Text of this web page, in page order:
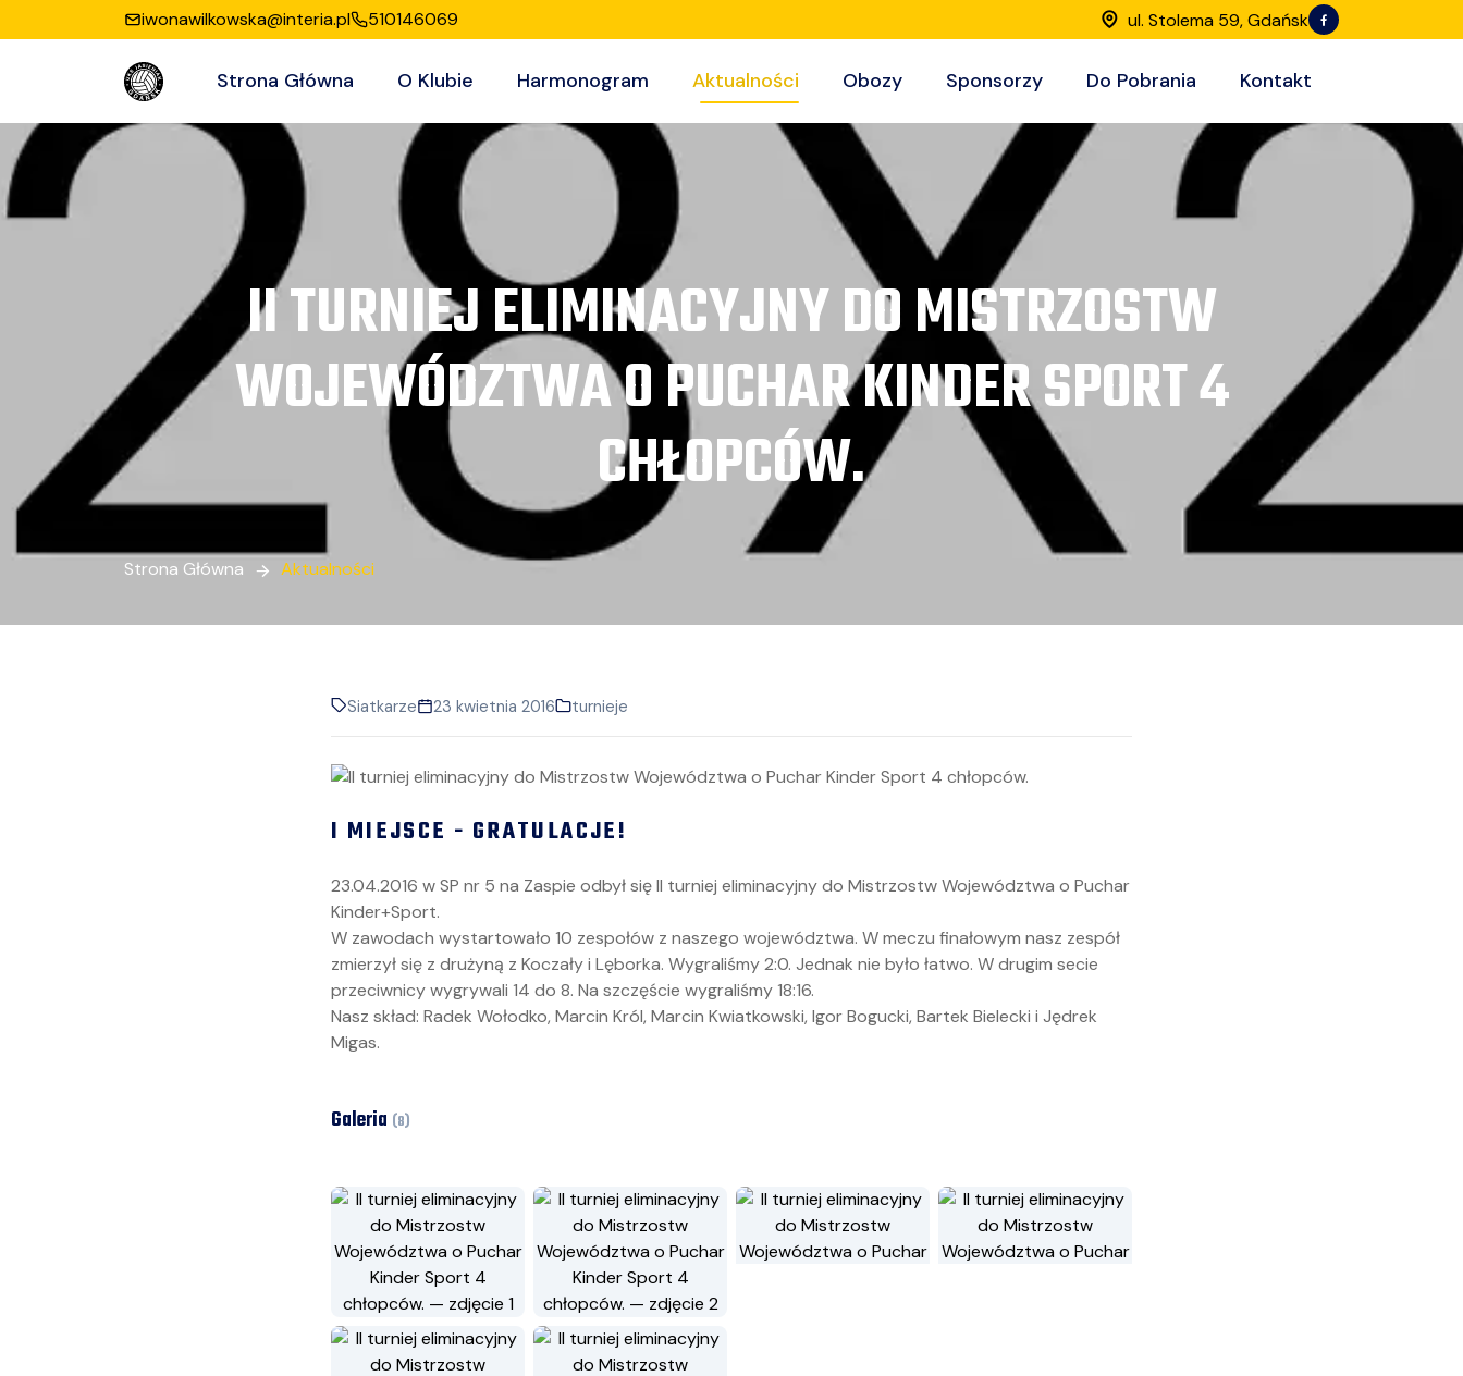
iwonawilkowska@interia.pl 510146069 ul. Stolema 59, Gdańsk
Strona Główna O Klubie Harmonogram Aktualności Obozy Sponsorzy Do Pobrania Kontakt
II TURNIEJ ELIMINACYJNY DO MISTRZOSTW
WOJEWÓDZTWA O PUCHAR KINDER SPORT 4
CHŁOPCÓW.
Strona Główna Aktualności
Siatkarze 23 kwietnia 2016 turnieje
I MIEJSCE - GRATULACJE!
23.04.2016 w SP nr 5 na Zaspie odbył się II turniej eliminacyjny do Mistrzostw Województwa o Puchar
Kinder+Sport.
W zawodach wystartowało 10 zespołów z naszego województwa. W meczu finałowym nasz zespół
zmierzył się z drużyną z Koczały i Lęborka. Wygraliśmy 2:0. Jednak nie było łatwo. W drugim secie
przeciwnicy wygrywali 14 do 8. Na szczęście wygraliśmy 18:16.
Nasz skład: Radek Wołodko, Marcin Król, Marcin Kwiatkowski, Igor Bogucki, Bartek Bielecki i Jędrek
Migas.
Galeria (8)